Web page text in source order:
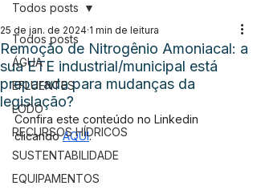
Todos posts
ÁGUA
EFLUENTES
LODO
RECURSOS HÍDRICOS
SUSTENTABILIDADE
EQUIPAMENTOS
Todos posts
Remoção de Nitrogênio Amoniacal: a
sua ETE industrial/municipal está
preparada para mudanças da
legislação?
25 de jan. de 2024 1 min de leitura
Confira este conteúdo no Linkedin
clicando AQUI.